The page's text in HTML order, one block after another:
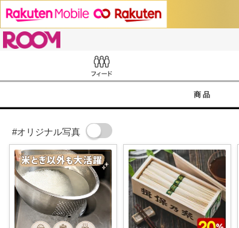
商品
#オリジナル写真